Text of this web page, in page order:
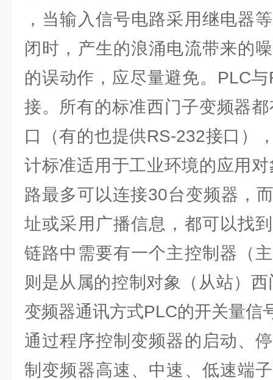
，当输入信号电路采用继电器
闭时，产生的浪涌电流带来的
的误动作，应尽量避免。PLC
接。所有的标准西门子变频器
口（有的也提供RS-232接口）
计标准适用于工业环境的应用
路最多可以连接30台变频器，
址或采用广播信息，都可以找
链路中需要有一个主控制器（
则是从属的控制对象（从站）
变频器通讯方式PLC的开关量信
通过程序控制变频器的启动、
制变频器高速、中速、低速端